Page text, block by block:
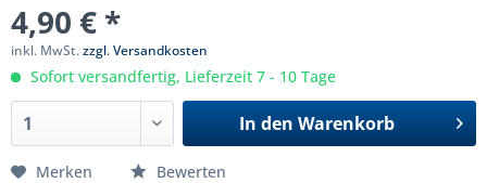
4,90 € *
inkl. MwSt.zzgl. Versandkosten
Sofort versandfertig, Lieferzeit 7 - 10 Tage
In den Warenkorb
Merken Bewerten